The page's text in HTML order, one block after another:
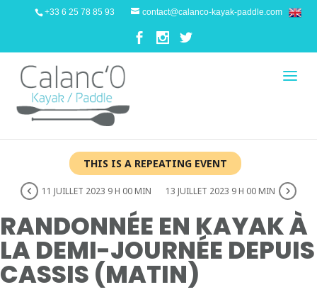
+33 6 25 78 85 93 contact@calanco-kayak-paddle.com
THIS IS A REPEATING EVENT
11 JUILLET 2023 9 H 00 MIN 13 JUILLET 2023 9 H 00 MIN
RANDONNÉE EN KAYAK À
LA DEMI-JOURNÉE DEPUIS
CASSIS (MATIN)